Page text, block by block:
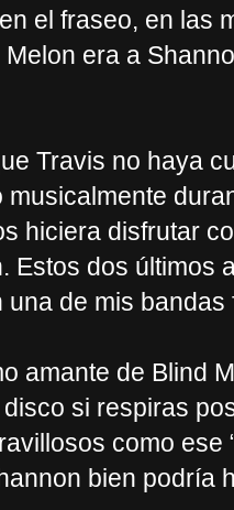
el fraseo, en las
era a
Travis no haya
musicalmente
hiciera disfrutar
Estos dos últimos
una de mis bandas
amante de Blind
si respiras
como ese
bien podría